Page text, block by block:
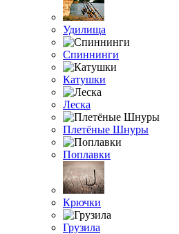
Удилища
Спиннинги
Катушки
Леска
Плетёные Шнуры
Поплавки
Крючки
Грузила